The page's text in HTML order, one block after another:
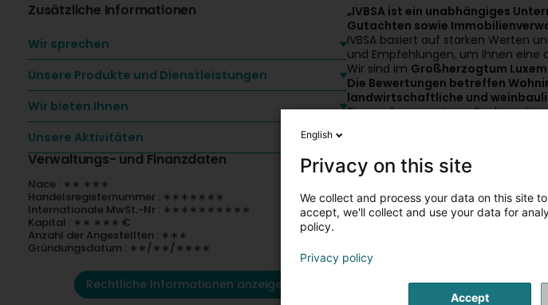
Zusätzliche Informationen
Wir sprechen
Unsere Produkte und Dienstleistungen
Wir bieten Ihnen
Unsere Aktivitäten
Verwaltungs- und Finanzdaten
Nace : ∗∗.∗∗∗
Handelsregisternummer : ∗∗∗∗∗∗∗
Internationale MwSt.-Nr : ∗∗∗∗∗∗∗∗∗∗
Kapital : ∗∗ ∗∗∗ €
Anzahl der Angestellten : ∗∗∗
Gründungsdatum : ∗∗/∗∗/∗∗∗∗
Rechtliche Informationen anzeigen
„IVBSA ist ein unabhängiges
Gutachten sowie
IVBSA basiert auf starken Werten
und Empfehlungen, um Ihnen eine
Wir sind im Großherzogtum
Die Bewertungen betreffen
landwirtschaftliche und
Sie werden von einem
European Group of Valuers’
Unsere Artikel
Capital humain
English
Privacy on this site
We collect and process your data on this site
accept, we'll collect and use your data for
policy.
Privacy policy
Accept